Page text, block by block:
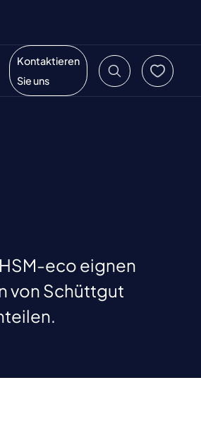
Kontaktieren
Sie uns
eco eignen
von Schüttgut